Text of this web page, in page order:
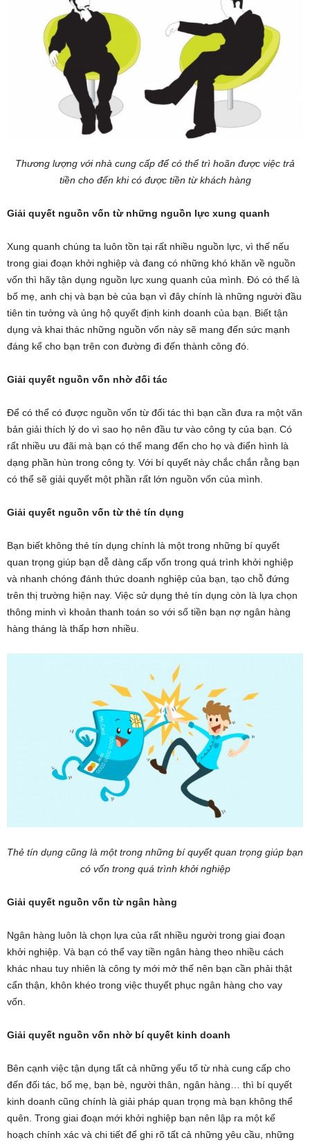
Thương lượng với nhà cung cấp để có thể trì hoãn được việc trả
tiền cho đến khi có được tiền từ khách hàng
Giải quyết nguồn vốn từ những nguồn lực xung quanh
Xung quanh chúng ta luôn tồn tại rất nhiều nguồn lực, vì thế nếu
trong giai đoạn khởi nghiệp và đang có những khó khăn về nguồn
vốn thì hãy tận dụng nguồn lực xung quanh của mình. Đó có thể là
bố mẹ, anh chị và bạn bè của bạn vì đây chính là những người đầu
tiên tin tưởng và ủng hộ quyết định kinh doanh của bạn. Biết tận
dụng và khai thác những nguồn vốn này sẽ mang đến sức mạnh
đáng kể cho bạn trên con đường đi đến thành công đó.
Giải quyết nguồn vốn nhờ đối tác
Để có thể có được nguồn vốn từ đối tác thì bạn cần đưa ra một văn
bản giải thích lý do vì sao họ nên đầu tư vào công ty của bạn. Có
rất nhiều ưu đãi mà bạn có thể mang đến cho họ và điển hình là
dạng phần hùn trong công ty. Với bí quyết này chắc chắn rằng bạn
có thể sẽ giải quyết một phần rất lớn nguồn vốn của mình.
Giải quyết nguồn vốn từ thẻ tín dụng
Bạn biết không thẻ tín dụng chính là một trong những bí quyết
quan trọng giúp bạn dễ dàng cấp vốn trong quá trình khởi nghiệp
và nhanh chóng đánh thức doanh nghiệp của bạn, tạo chỗ đứng
trên thị trường hiện nay. Việc sử dụng thẻ tín dụng còn là lựa chọn
thông minh vì khoản thanh toán so với số tiền bạn nợ ngân hàng
hàng tháng là thấp hơn nhiều.
Thẻ tín dụng cũng là một trong những bí quyết quan trọng giúp bạn
có vốn trong quá trình khởi nghiệp
Giải quyết nguồn vốn từ ngân hàng
Ngân hàng luôn là chọn lựa của rất nhiều người trong giai đoạn
khởi nghiệp. Và bạn có thể vay tiền ngân hàng theo nhiều cách
khác nhau tuy nhiên là công ty mới mở thế nên bạn cần phải thật
cẩn thận, khôn khéo trong việc thuyết phục ngân hàng cho vay
vốn.
Giải quyết nguồn vốn nhờ bí quyết kinh doanh
Bên cạnh việc tận dụng tất cả những yếu tố từ nhà cung cấp cho
đến đối tác, bố mẹ, bạn bè, người thân, ngân hàng… thì bí quyết
kinh doanh cũng chính là giải pháp quan trọng mà bạn không thể
quên. Trong giai đoạn mới khởi nghiệp bạn nên lập ra một kế
hoạch chính xác và chi tiết để ghi rõ tất cả những yêu cầu, những